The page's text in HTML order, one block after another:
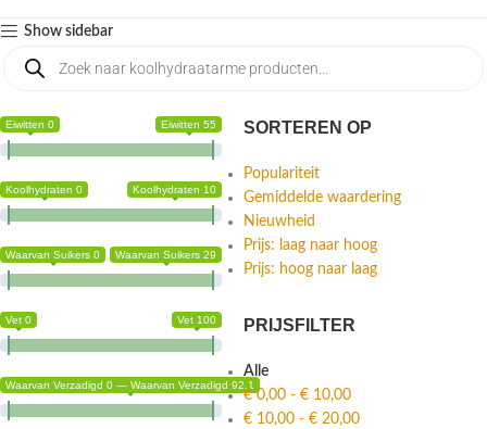
Show sidebar
Eiwitten 0 Eiwitten 55
Koolhydraten 0 Koolhydraten 10
Waarvan Suikers 0 Waarvan Suikers 29
Vet 0 Vet 100
Waarvan Verzadigd 0 — Waarvan Verzadigd 92.1
SORTEREN OP
Populariteit
Gemiddelde waardering
Nieuwheid
Prijs: laag naar hoog
Prijs: hoog naar laag
PRIJSFILTER
Alle
€0,00 - € 10,00
€ 10,00 - € 20,00